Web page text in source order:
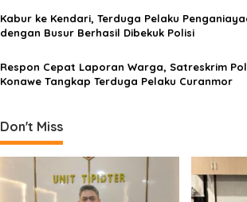
s
Kabur ke Kendari, Terduga Pelaku
dengan Busur Berhasil Dibekuk Polisi
Respon Cepat Laporan Warga, Satreskrim
Konawe Tangkap Terduga Pelaku Curanmor
Don't Miss